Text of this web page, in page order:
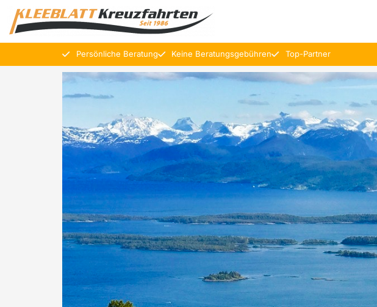
Persönliche Beratung Keine Beratungsgebühren Top-Partner